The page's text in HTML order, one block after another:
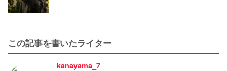
この記事を書いたライター
kanayama_7